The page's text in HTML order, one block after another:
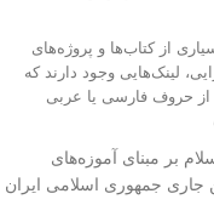
از کتاب‌ها و پروژه‌های
لینک‌هایی وجود دارند که
از حروف فارسی یا عربی
بر مبنای آموزه‌های
جاری جمهوری اسلامی ایران